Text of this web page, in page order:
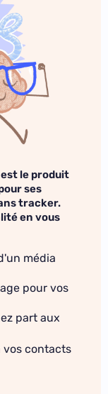
le produit
ses
tracker.
en vous
média
pour vos
part aux
vos contacts